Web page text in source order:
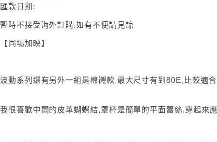
匯款日期:
暫時不接受海外訂購,如有不便請見諒
【同場加映】
波動系列還有另外一組是棉襯款,最大尺寸有到80E,比較適
我很喜歡中間的皮革蝴蝶結,罩杯是簡單的平面蕾絲,穿起來